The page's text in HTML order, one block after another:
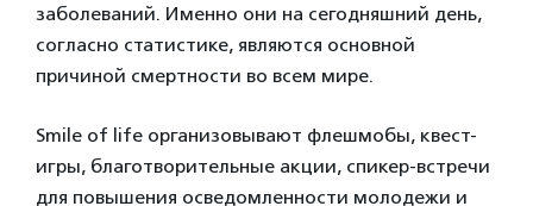
заболеваний. Именно они на сегодняшний день,
согласно статистике, являются основной
причиной смертности во всем мире.
Smile of life организовывают флешмобы, квест-
игры, благотворительные акции, спикер-встречи
для повышения осведомленности молодежи и